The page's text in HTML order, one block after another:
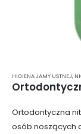
HIGIENA JAMY USTNEJ,
Ortodontyczna
osób noszących